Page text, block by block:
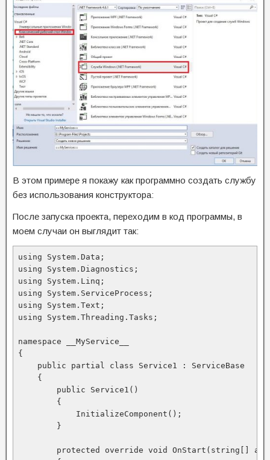
В этом примере я покажу как программно создать службу
без использования конструктора:
После запуска проекта, переходим в код программы, в
моем случаи он выглядит так:
using System.Data;
using System.Diagnostics;
using System.Linq;
using System.ServiceProcess;
using System.Text;
using System.Threading.Tasks;
namespace __MyService__
{
    public partial class Service1 : ServiceBase
    {
        public Service1()
        {
            InitializeComponent();
        }
protected override void OnStart(string[]